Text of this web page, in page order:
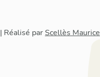
Réalisé par Scellès Maurice